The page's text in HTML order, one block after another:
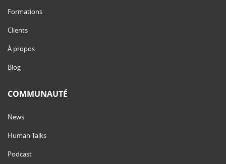
Formations
Clients
À propos
Blog
COMMUNAUTÉ
News
Human Talks
Podcast